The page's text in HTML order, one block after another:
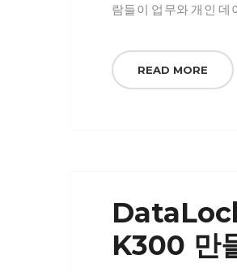
람들이 업무와 개인
READ MORE
K300 만